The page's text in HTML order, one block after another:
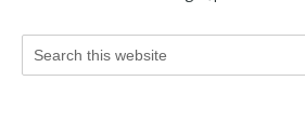
trợ
Google
Search
this